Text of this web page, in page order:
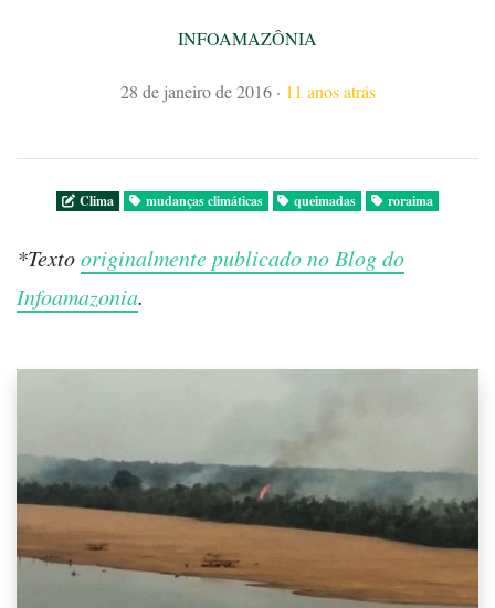
INFOAMAZÔNIA
28 de janeiro de 2016 · 11 anos atrás
Clima mudanças climáticas queimadas roraima
*Textooriginalmente publicado no Blog do
Infoamazonia.